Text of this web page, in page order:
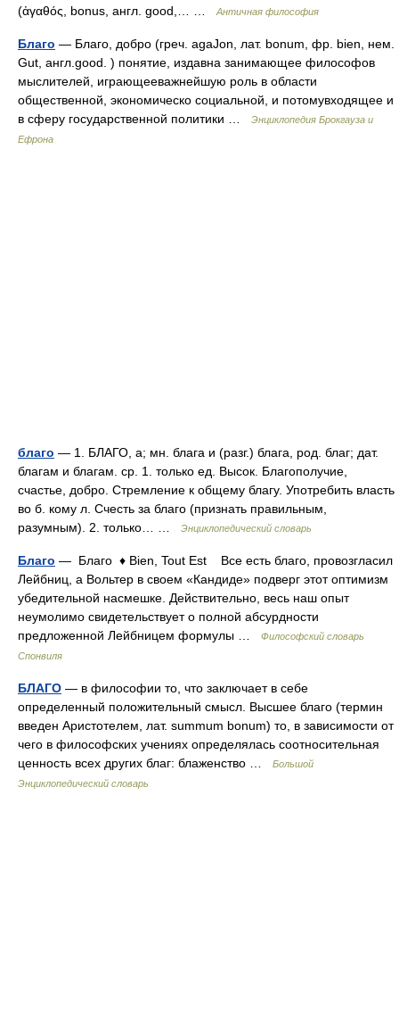
(ἀγαθός, bonus, англ. good,… …
Античная философия
Благо — Благо, добро (греч. agaJon, лат. bonum, фр. bien, нем.
Gut, англ.good. ) понятие, издавна занимающее философов
мыслителей, играющееважнейшую роль в области
общественной, экономическо социальной, и потомувходящее и
в сферу государственной политики …
Энциклопедия Брокгауза и
Ефрона
благо — 1. БЛАГО, а; мн. блага и (разг.) блага, род. благ; дат.
благам и благам. ср. 1. только ед. Высок. Благополучие,
счастье, добро. Стремление к общему благу. Употребить власть
во б. кому л. Счесть за благо (признать правильным,
разумным). 2. только… …
Энциклопедический словарь
Благо — Благо ♦ Bien, Tout Est Все есть благо, провозгласил
Лейбниц, а Вольтер в своем «Кандиде» подверг этот оптимизм
убедительной насмешке. Действительно, весь наш опыт
неумолимо свидетельствует о полной абсурдности
предложенной Лейбницем формулы …
Философский словарь
Спонвиля
БЛАГО — в философии то, что заключает в себе
определенный положительный смысл. Высшее благо (термин
введен Аристотелем, лат. summum bonum) то, в зависимости от
чего в философских учениях определялась соотносительная
ценность всех других благ: блаженство …
Большой
Энциклопедический словарь